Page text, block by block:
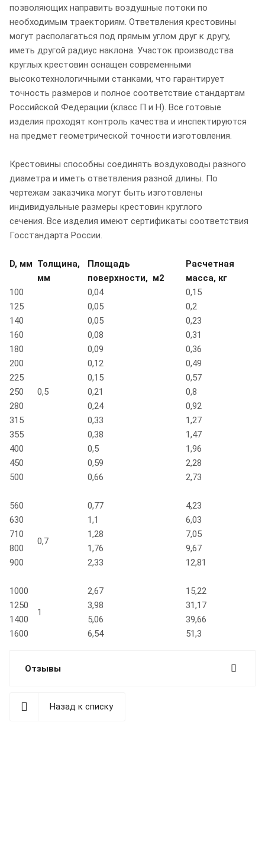
позволяющих направить воздушные потоки по
необходимым траекториям. Ответвления крестовины
могут располагаться под прямым углом друг к другу,
иметь другой радиус наклона. Участок производства
круглых крестовин оснащен современными
высокотехнологичными станками, что гарантирует
точность размеров и полное соответствие стандартам
Российской Федерации (класс П и Н). Все готовые
изделия проходят контроль качества и инспектируются
на предмет геометрической точности изготовления.
Крестовины способны соединять воздуховоды разного
диаметра и иметь ответвления разной длины. По
чертежам заказчика могут быть изготовлены
индивидуальные размеры крестовин круглого
сечения. Все изделия имеют сертификаты соответствия
Госстандарта России.
D, мм Толщина,
мм
Площадь
поверхности, м2
Расчетная
масса, кг
100
0,5
0,04
0,15
125
0,05
0,2
140
0,05
0,23
160
0,08
0,31
180
0,09
0,36
200
0,12
0,49
225
0,15
0,57
250
0,21
0,8
280
0,24
0,92
315
0,33
1,27
355
0,38
1,47
400
0,5
1,96
450
0,59
2,28
500
0,66 2,73
560
0,7
0,77
4,23
630
1,1
6,03
710
1,28
7,05
800
1,76
9,67
900
2,33 12,81
1000
1
2,67
15,22
1250
3,98
31,17
1400
5,06
39,66
1600
6,54 51,3
Отзывы
Назад к списку